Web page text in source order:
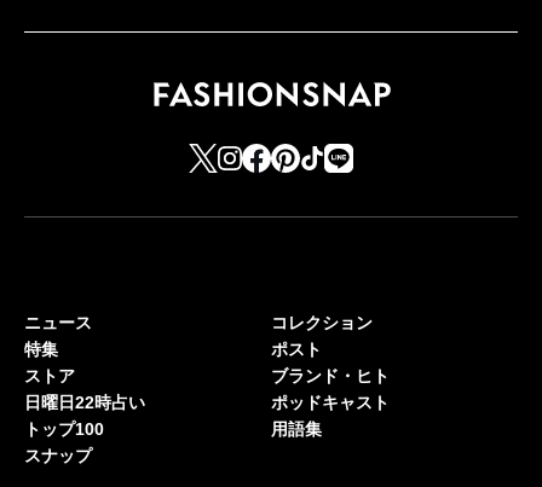
ニュース
特集
ストア
日曜日22時占い
トップ100
スナップ
コレクション
ポスト
ブランド・ヒト
ポッドキャスト
用語集